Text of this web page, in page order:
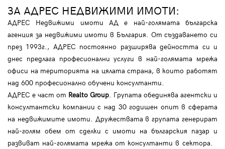
ЗА АДРЕС НЕДВИЖИМИ ИМОТИ:
АДРЕС Недвижими имоти АД е най-голямата българска
агенция за недвижими имоти в България. От създаването си
през 1993г., АДРЕС постоянно разширява дейността си и
днес предлага професионални услуги в най-голямата мрежа
офиси на територията на цялата страна, в които работят
над 600 професионално обучени консултанти.
АДРЕС е част от Realto Group. Групата обединява агентски и
консултантски компании с над 30 годишен опит в сферата
на недвижимите имоти. Дружествата в групата генерират
най-голям обем от сделки с имоти на българския пазар и
развиват най-голямата мрежа от консултанти в сектора.